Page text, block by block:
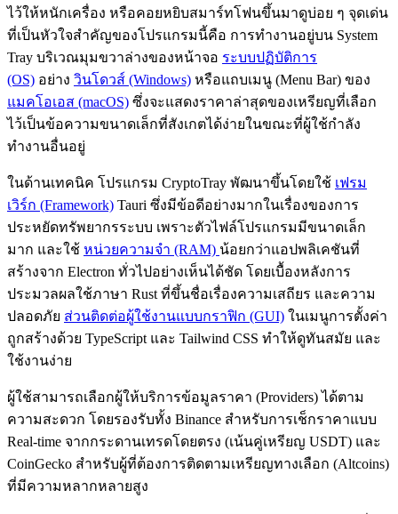
ไว้ให้หนักเครื่อง หรือคอยหยิบสมาร์ทโฟนขึ้นมาดูบ่อย ๆ จุดเด่น
ที่เป็นหัวใจสำคัญของโปรแกรมนี้คือ การทำงานอยู่บน System
Tray บริเวณมุมขวาล่างของหน้าจอ ระบบปฏิบัติการ
(OS) อย่าง วินโดวส์ (Windows) หรือแถบเมนู (Menu Bar) ของ
แมคโอเอส (macOS) ซึ่งจะแสดงราคาล่าสุดของเหรียญที่เลือก
ไว้เป็นข้อความขนาดเล็กที่สังเกตได้ง่ายในขณะที่ผู้ใช้กำลัง
ทำงานอื่นอยู่
ในด้านเทคนิค โปรแกรม CryptoTray พัฒนาขึ้นโดยใช้ เฟรม
เวิร์ก (Framework) Tauri ซึ่งมีข้อดีอย่างมากในเรื่องของการ
ประหยัดทรัพยากรระบบ เพราะตัวไฟล์โปรแกรมมีขนาดเล็ก
มาก และใช้ หน่วยความจำ (RAM) น้อยกว่าแอปพลิเคชันที่
สร้างจาก Electron ทั่วไปอย่างเห็นได้ชัด โดยเบื้องหลังการ
ประมวลผลใช้ภาษา Rust ที่ขึ้นชื่อเรื่องความเสถียร และความ
ปลอดภัย ส่วนติดต่อผู้ใช้งานแบบกราฟิก (GUI) ในเมนูการตั้งค่า
ถูกสร้างด้วย TypeScript และ Tailwind CSS ทำให้ดูทันสมัย และ
ใช้งานง่าย
ผู้ใช้สามารถเลือกผู้ให้บริการข้อมูลราคา (Providers) ได้ตาม
ความสะดวก โดยรองรับทั้ง Binance สำหรับการเช็กราคาแบบ
Real-time จากกระดานเทรดโดยตรง (เน้นคู่เหรียญ USDT) และ
CoinGecko สำหรับผู้ที่ต้องการติดตามเหรียญทางเลือก (Altcoins)
ที่มีความหลากหลายสูง